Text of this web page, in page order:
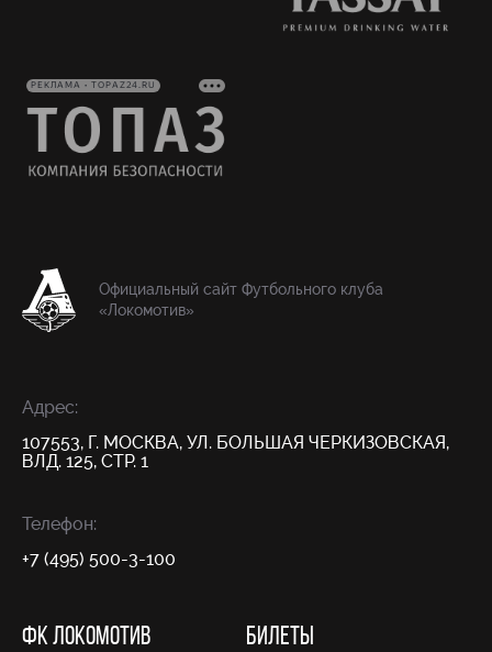
РЕКЛАМА • TOPAZ24.RU
Официальный сайт Футбольного клуба
«Локомотив»
Адрес:
107553, Г. МОСКВА, УЛ. БОЛЬШАЯ ЧЕРКИЗОВСКАЯ,
ВЛД. 125, СТР. 1
Телефон:
+7 (495) 500-3-100
ФК ЛОКОМОТИВ БИЛЕТЫ